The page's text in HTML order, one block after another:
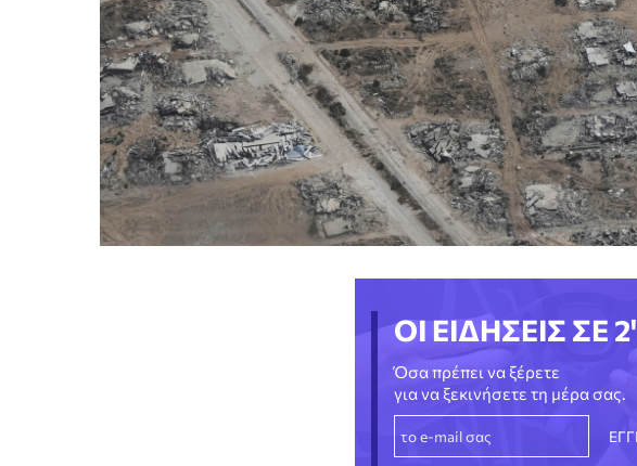
ΟΙ ΕΙΔΗΣΕΙΣ ΣΕ 2'
Όσα πρέπει να ξέρετε
για να ξεκινήσετε τη μέρα σας.